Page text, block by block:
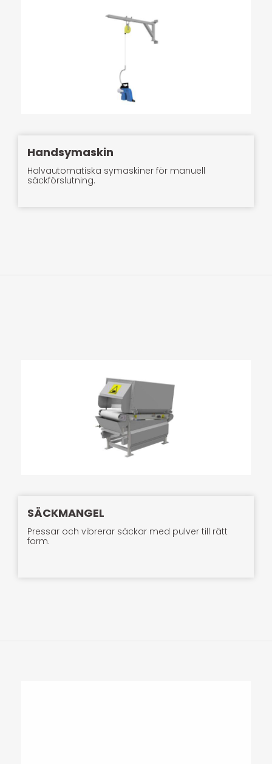
Handsymaskin
Halvautomatiska symaskiner för manuell
säckförslutning.
SÄCKMANGEL
Pressar och vibrerar säckar med pulver till rätt
form.